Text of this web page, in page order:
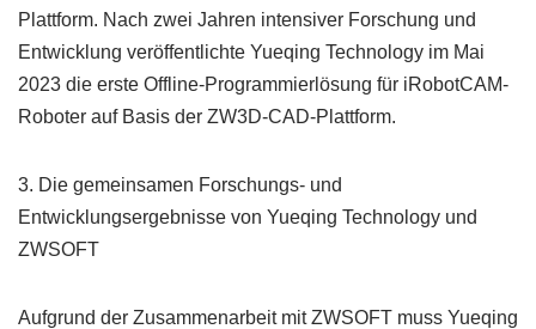
Plattform. Nach zwei Jahren intensiver Forschung und
Entwicklung veröffentlichte Yueqing Technology im Mai
2023 die erste Offline-Programmierlösung für iRobotCAM-
Roboter auf Basis der ZW3D-CAD-Plattform.
3. Die gemeinsamen Forschungs- und
Entwicklungsergebnisse von Yueqing Technology und
ZWSOFT
Aufgrund der Zusammenarbeit mit ZWSOFT muss Yueqing